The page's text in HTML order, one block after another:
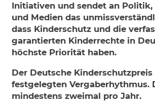
Initiativen und sen­det an Politik,
und Medien das
dass Kinderschutz und die
garantierten Kinderrechte in
höchste Priorität haben.
Der Deutsche
festgelegten Vergaberhythmus.
mindestens zweimal pro Jahr.